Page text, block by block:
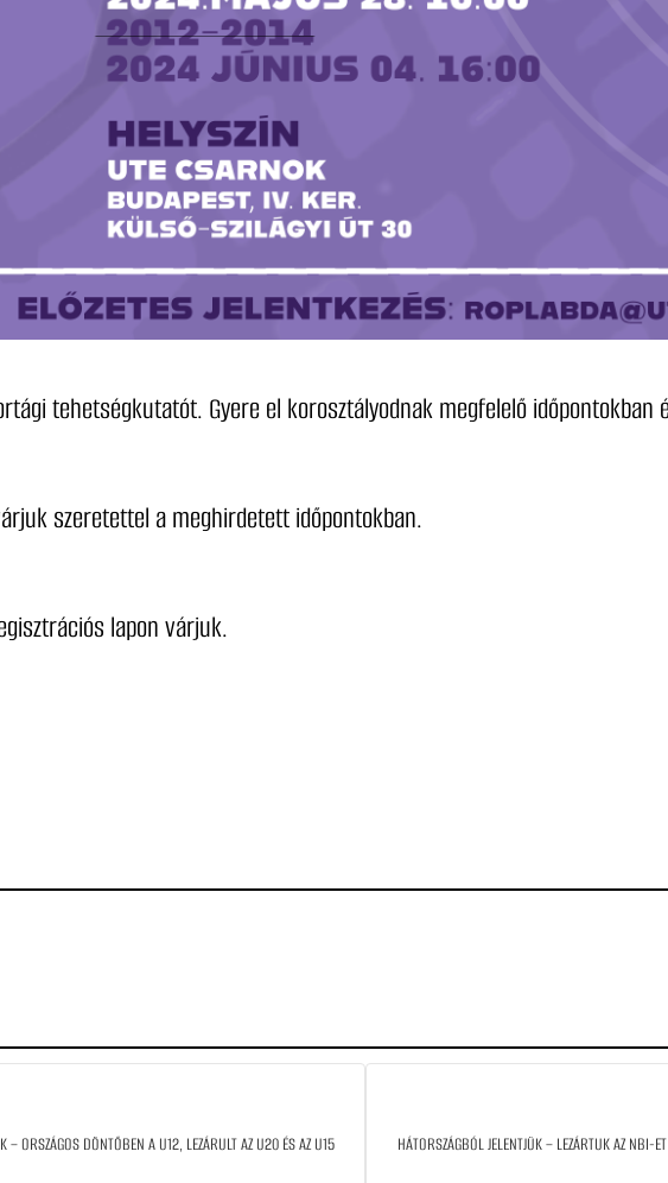
tehetségkutatót. Gyere el korosztályodnak megfelelő időpontokban
szeretettel a meghirdetett időpontokban.
lapon várjuk.
– ORSZÁGOS DÖNTŐBEN A U12, LEZÁRULT AZ U20 ÉS AZ U15
HÁTORSZÁGBÓL JELENTJÜK – LEZÁRTUK AZ NBI-